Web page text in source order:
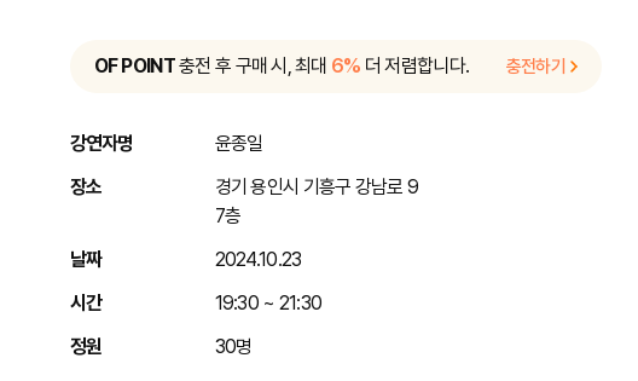
OF POINT충전 후 구매 시, 최대 6% 더 저렴합니다. 충전하기
강연자명
윤종일
장소
경기 용인시 기흥구 강남로 9
7층
날짜
2024.10.23
시간
19:30 ~ 21:30
정원
30명